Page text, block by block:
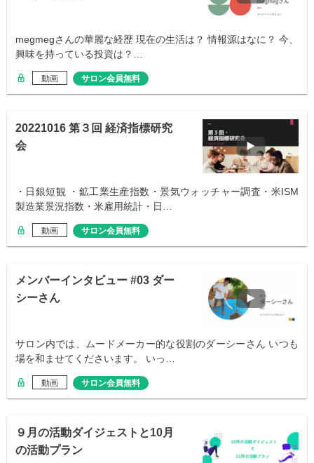
megmegさんの華麗な経歴 現在の生活は？ 情報源はなに？ 今、
興味を持っている投資は？…
動画 サロン会員無料
20221016 第３回 経済指標研究
会
・日銀短観 ・鉱工業生産指数・景気ウォッチャー調査・米ISM
製造業景況指数・米雇用統計・日…
動画 サロン会員無料
メンバーインタビュー #03 ダー
シーさん
サロン内では、ムードメーカー的な役割のダーシーさん いつも
場を和ませてくださいます。 いっ…
動画 サロン会員無料
９月の活動ダイジェストと10月
の活動プラン